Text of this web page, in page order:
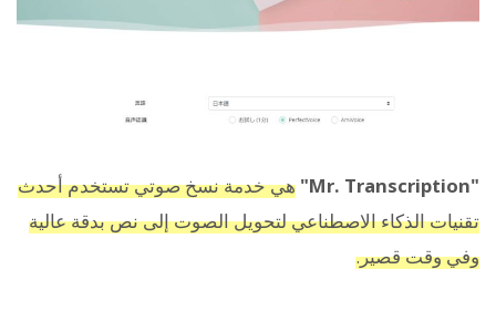
"Mr. Transcription"
هي خدمة نسخ صوتي تستخدم أحدث
تقنيات الذكاء الاصطناعي لتحويل الصوت إلى نص بدقة عالية
وفي وقت قصير.